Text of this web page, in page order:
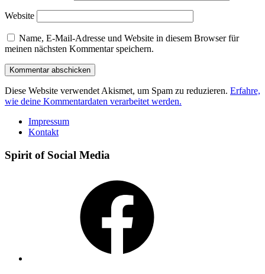
Website
Name, E-Mail-Adresse und Website in diesem Browser für
meinen nächsten Kommentar speichern.
Diese Website verwendet Akismet, um Spam zu reduzieren. Erfahre,
wie deine Kommentardaten verarbeitet werden.
Impressum
Kontakt
Spirit of Social Media